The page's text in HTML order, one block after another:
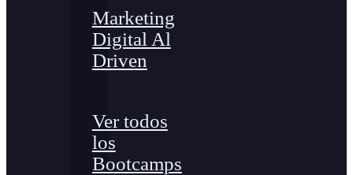
Marketing
Digital Al
Driven
Ver todos
los
Bootcamps